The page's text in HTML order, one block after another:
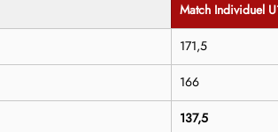
Match Individuel
171,5
166
137,5